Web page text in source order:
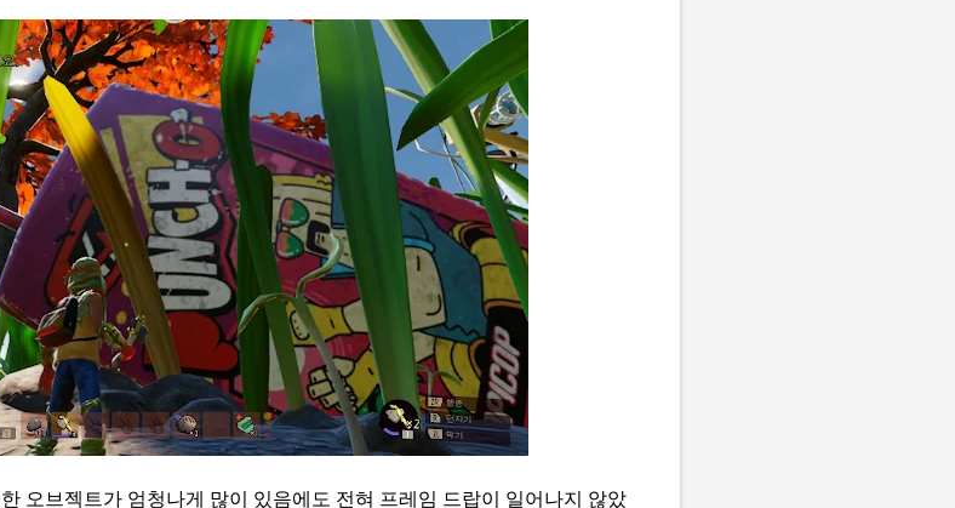
오브젝트가 엄청나게 많이 있음에도 전혀 프레임 드랍이 일어나지 않았